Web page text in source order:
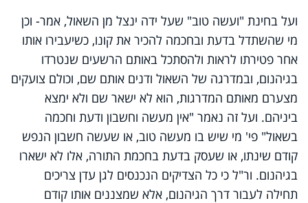
ועל בחינת "ועשה טוב" שעל ידה ינצל מן השאול, אמר- וכן
מי שהשתדל בדעת ובחכמה להכיר את קונו, כשיעבירו אותו
אחר פטירתו לראות ולהסתכל באותם הרשעים שנטרדו
בגיהנום, ובמדרגה של השאול ודנים אותם שם, וכולם צועקים
מצערם מאותם המדרגות, הוא לא ישאר שם ולא ימצא
ביניהם. ועל זה נאמר "אין מעשה וחשבון ודעת וחכמה
בשאול" פי' מי שיש בו מעשה טוב, או שעשה חשבון הנפש
קודם שינתו, או שעסק בדעת בחכמת התורה, אלו לא ישארו
בגיהנום. ור"ל כי כל הצדיקים הנכנסים לגן עדן צריכים
תחילה לעבור דרך הגיהנום, אלא שמצננים אותו קודם